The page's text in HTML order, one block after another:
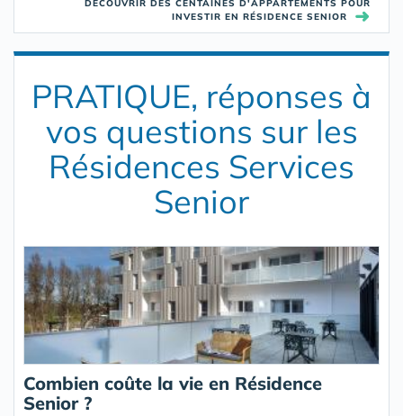
DÉCOUVRIR DES CENTAINES D'APPARTEMENTS POUR
INVESTIR EN RÉSIDENCE SENIOR
➜
PRATIQUE, réponses à
vos questions sur les
Résidences Services
Senior
Combien coûte la vie en Résidence
Senior ?